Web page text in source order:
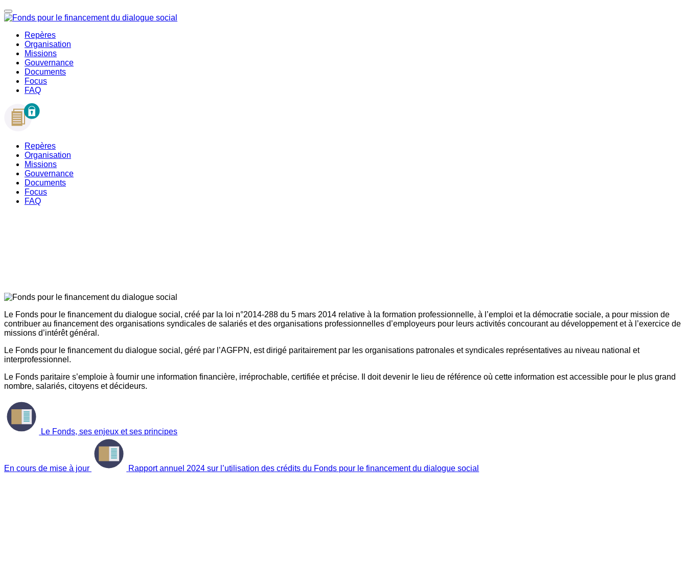
Repères
Organisation
Missions
Gouvernance
Documents
Focus
FAQ
Repères
Organisation
Missions
Gouvernance
Documents
Focus
FAQ
Le Fonds pour le financement du dialogue social, créé par la loi n°2014-288 du 5 mars 2014 relative à la formation professionnelle, à l’emploi et la démocratie sociale, a pour mission de
contribuer au financement des organisations syndicales de salariés et des organisations professionnelles d’employeurs pour leurs activités concourant au développement et à l’exercice de
missions d’intérêt général.
Le Fonds pour le financement du dialogue social, géré par l’AGFPN, est dirigé paritairement par les organisations patronales et syndicales représentatives au niveau national et
interprofessionnel.
Le Fonds paritaire s’emploie à fournir une information financière, irréprochable, certifiée et précise. Il doit devenir le lieu de référence où cette information est accessible pour le plus grand
nombre, salariés, citoyens et décideurs.
Le Fonds, ses enjeux et ses principes
En cours de mise à jour Rapport annuel 2024 sur l’utilisation des crédits du Fonds pour le financement du dialogue social